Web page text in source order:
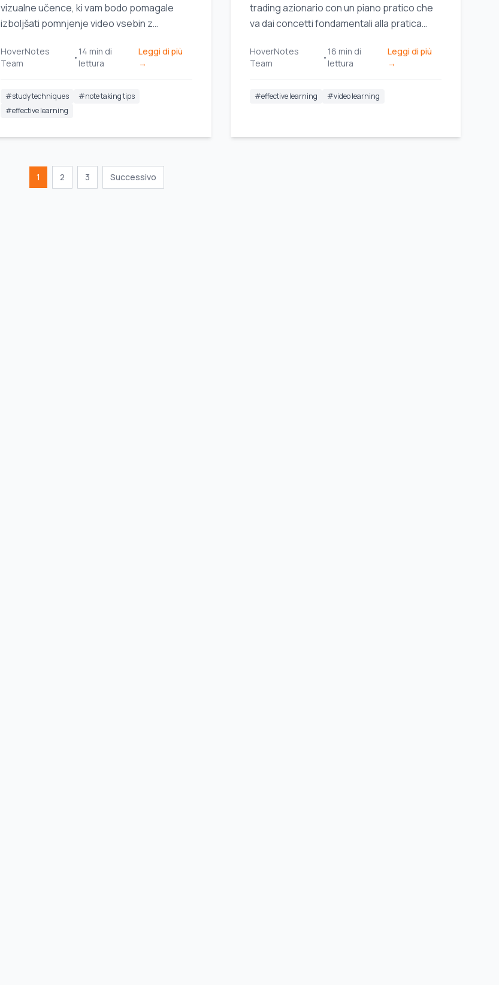
vizualne učence, ki vam bodo pomagale
izboljšati pomnjenje video vsebin z
zapisovanjem zapiskov.
HoverNotes
Team
•
14 min di
lettura
Leggi di più
→
#study techniques #note taking tips
#effective learning
trading azionario con un piano pratico che
va dai concetti fondamentali alla pratica
HoverNotes
Team
•
16 min di
lettura
Leggi di più
→
#effective learning #video learning
1 2 3 Successivo